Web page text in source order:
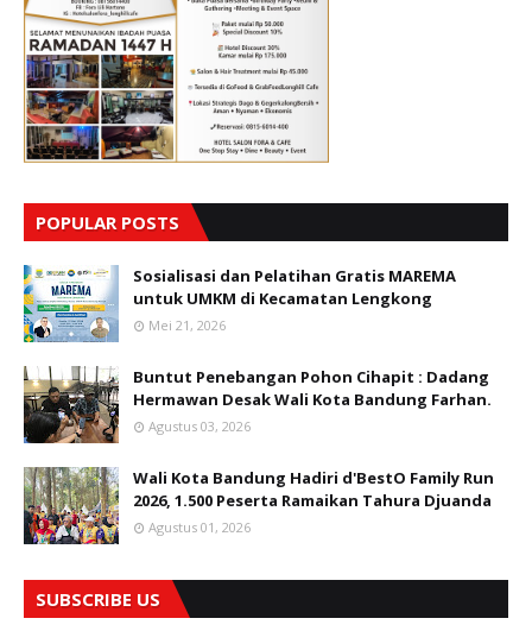
POPULAR POSTS
Sosialisasi dan Pelatihan Gratis MAREMA
untuk UMKM di Kecamatan Lengkong
Mei 21, 2026
Buntut Penebangan Pohon Cihapit : Dadang
Hermawan Desak Wali Kota Bandung Farhan.
Agustus 03, 2026
Wali Kota Bandung Hadiri d'BestO Family Run
2026, 1.500 Peserta Ramaikan Tahura Djuanda
Agustus 01, 2026
SUBSCRIBE US